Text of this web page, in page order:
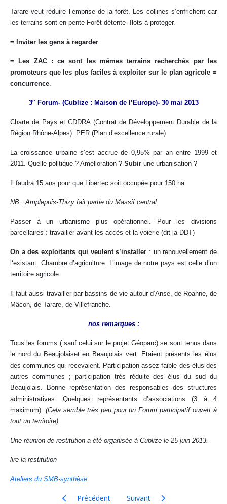
Tarare veut réduire l’emprise de la forêt. Les collines s’enfrichent car
les terrains sont en pente Forêt détente- Ilots à protéger.
= Inviter les gens à regarder.
= Les ZAC : ce sont les mêmes terrains recherchés par les
promoteurs que les plus faciles à exploiter sur le plan agricole =
concurrence.
3eForum- (Cublize : Maison de l’Europe)- 30 mai 2013
Charte de Pays et CDDRA (Contrat de Développement Durable de la
Région Rhône-Alpes). PER (Plan d’excellence rurale)
La croissance urbaine s’est accrue de 0,95% par an entre 1999 et
2011. Quelle politique ? Amélioration ? Subir une urbanisation ?
Il faudra 15 ans pour que Libertec soit occupée pour 150 ha.
NB : Amplepuis-Thizy fait partie du Massif central.
Passer à un urbanisme plus opérationnel. Pour les divisions
parcellaires : travailler avant les accès et la voierie (dit la DDT)
On a des exploitants qui veulent s’installer : un renouvellement de
l‘existant. Chambre d’agriculture. L’image de notre pays est celle d’un
territoire agricole.
Il faut aussi travailler par bassins de vie autour d’Anse, de Roanne, de
Mâcon, de Tarare, de Villefranche.
nos remarques :
Tous les forums ( sauf celui sur le projet Géoparc) se sont tenus dans
le nord du Beaujolaiset en Beaujolais vert. Etaient présents les élus
des communes qui recevaient. Participation assez faible des élus des
autres communes ; participation très réduite des élus du sud du
Beaujolais. Bonne représentation des responsables des structures
administratives. Quelques représentants d’associations (3 à 4
maximum). (Cela semble très peu pour un Forum participatif ouvert à
tout un territoire)
Une réunion de restitution a été organisée à Cublize le 25 juin 2013.
lire la restitution
Ateliers du SMB-synthèse
Article précédent : ZAC et ZAE : lu dans la presse
Précédent Article suivant : Beaujolais:
Suivant